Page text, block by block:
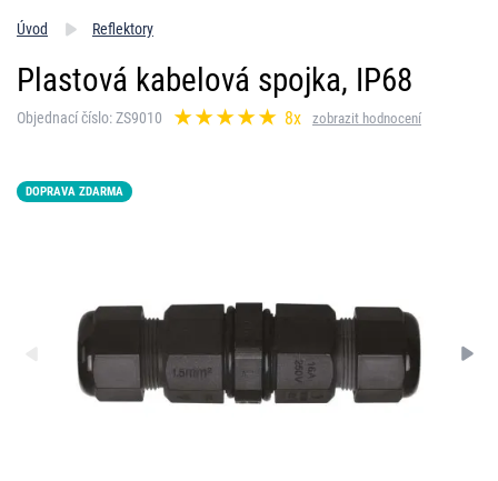
Úvod Reflektory
Plastová kabelová spojka, IP68
Objednací číslo: ZS9010 8x zobrazit hodnocení
DOPRAVA ZDARMA